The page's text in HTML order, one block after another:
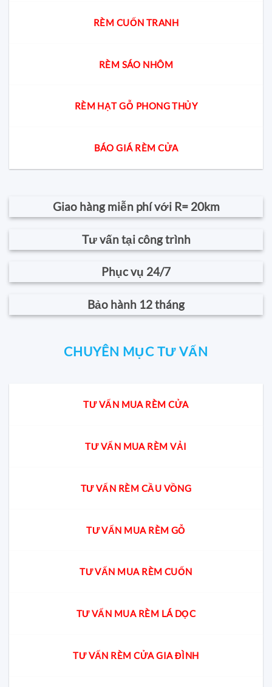
RÈM CUỐN TRANH
RÈM SÁO NHÔM
RÈM HẠT GỖ PHONG THỦY
BÁO GIÁ RÈM CỬA
Giao hàng miễn phí với R= 20km
Tư vấn tại công trình
Phục vụ 24/7
Bảo hành 12 tháng
CHUYÊN MỤC TƯ VẤN
TƯ VẤN MUA RÈM CỬA
TƯ VẤN MUA RÈM VẢI
TƯ VẤN RÈM CẦU VỒNG
TƯ VẤN MUA RÈM GỖ
TƯ VẤN MUA RÈM CUỐN
TƯ VẤN MUA RÈM LÁ DỌC
TƯ VẤN RÈM CỬA GIA ĐÌNH